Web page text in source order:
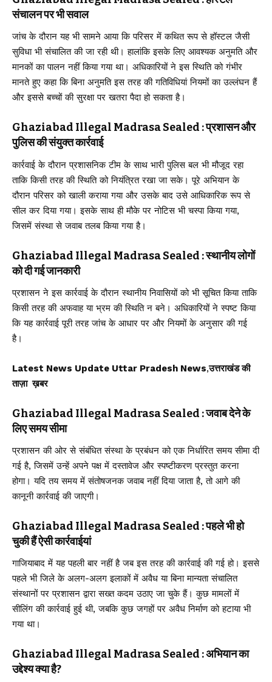
संचालन पर भी सवाल
जांच के दौरान यह भी सामने आया कि परिसर में कथित रूप से हॉस्टल जैसी
सुविधा भी संचालित की जा रही थी। हालांकि इसके लिए आवश्यक अनुमति और
मानकों का पालन नहीं किया गया था। अधिकारियों ने इस स्थिति को गंभीर
मानते हुए कहा कि बिना अनुमति इस तरह की गतिविधियां नियमों का उल्लंघन हैं
और इससे बच्चों की सुरक्षा पर खतरा पैदा हो सकता है।
Ghaziabad Illegal Madrasa Sealed : प्रशासन और
पुलिस की संयुक्त कार्रवाई
कार्रवाई के दौरान प्रशासनिक टीम के साथ भारी पुलिस बल भी मौजूद रहा
ताकि किसी तरह की स्थिति को नियंत्रित रखा जा सके। पूरे अभियान के
दौरान परिसर को खाली कराया गया और उसके बाद उसे आधिकारिक रूप से
सील कर दिया गया। इसके साथ ही मौके पर नोटिस भी चस्पा किया गया,
जिसमें संस्था से जवाब तलब किया गया है।
Ghaziabad Illegal Madrasa Sealed : स्थानीय लोगों
को दी गई जानकारी
प्रशासन ने इस कार्रवाई के दौरान स्थानीय निवासियों को भी सूचित किया ताकि
किसी तरह की अफवाह या भ्रम की स्थिति न बने। अधिकारियों ने स्पष्ट किया
कि यह कार्रवाई पूरी तरह जांच के आधार पर और नियमों के अनुसार की गई
है।
Latest News Update Uttar Pradesh News,उत्तराखंड की
ताज़ा ख़बर
Ghaziabad Illegal Madrasa Sealed : जवाब देने के
लिए समय सीमा
प्रशासन की ओर से संबंधित संस्था के प्रबंधन को एक निर्धारित समय सीमा दी
गई है, जिसमें उन्हें अपने पक्ष में दस्तावेज और स्पष्टीकरण प्रस्तुत करना
होगा। यदि तय समय में संतोषजनक जवाब नहीं दिया जाता है, तो आगे की
कानूनी कार्रवाई की जाएगी।
Ghaziabad Illegal Madrasa Sealed : पहले भी हो
चुकी हैं ऐसी कार्रवाईयां
गाजियाबाद में यह पहली बार नहीं है जब इस तरह की कार्रवाई की गई हो। इससे
पहले भी जिले के अलग-अलग इलाकों में अवैध या बिना मान्यता संचालित
संस्थानों पर प्रशासन द्वारा सख्त कदम उठाए जा चुके हैं। कुछ मामलों में
सीलिंग की कार्रवाई हुई थी, जबकि कुछ जगहों पर अवैध निर्माण को हटाया भी
गया था।
Ghaziabad Illegal Madrasa Sealed : अभियान का
उद्देश्य क्या है?